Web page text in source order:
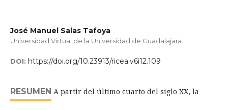
José Manuel Salas Tafoya
Universidad Virtual de la Universidad de Guadalajara
DOI: https://doi.org/10.23913/ricea.v6i12.109
RESUMEN A partir del último cuarto del siglo XX, la